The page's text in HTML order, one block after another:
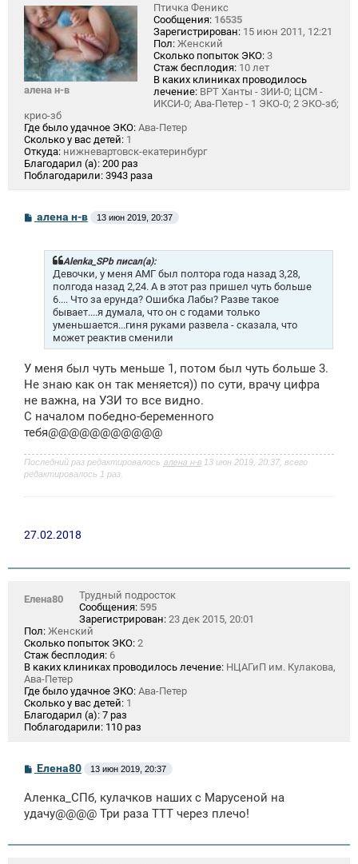
алена н-в
Птичка Феникс
Сообщения: 16535
Зарегистрирован: 15 июн 2011, 12:21
Пол: Женский
Сколько попыток ЭКО: 3
Стаж бесплодия: 10 лет
В каких клиниках проводилось
лечение: ВРТ Ханты - 3ИИ-0; ЦСМ -
ИКСИ-0; Ава-Петер - 1 ЭКО-0; 2 ЭКО-зб;
крио-зб
Где было удачное ЭКО: Ава-Петер
Сколько у вас детей: 1
Откуда: нижневартовск-екатеринбург
Благодарил (а): 200 раз
Поблагодарили: 3943 раза
Салена н-в 13 июн 2019, 20:37
Alenka_SPb писал(а):
Девочки, у меня АМГ был полтора года назад 3,28,
полгода назад 2,24. А в этот раз пришел чуть больше
6.... Что за ерунда? Ошибка Лабы? Разве такое
бывает....я думала, что он с годами только
уменьшается...гиня руками развела - сказала, что
может реактив сменили
У меня был чуть меньше 1, потом был чуть больше 3.
Не знаю как он так меняется)) по сути, врачу цифра
не важна, на УЗИ то все видно.
С началом победно-беременного
тебя@@@@@@@@@@@
Последний раз редактировалось алена н-в13 июн 2019, 20:37, всего
редактировалось 1 раз.
27.02.2018
Елена80
Трудный подросток
Сообщения: 595
Зарегистрирован: 23 дек 2015, 20:01
Пол: Женский
Сколько попыток ЭКО: 2
Стаж бесплодия: 6
В каких клиниках проводилось лечение: НЦАГиП им. Кулакова,
Ава-Петер
Где было удачное ЭКО: Ава-Петер
Сколько у вас детей: 1
Благодарил (а): 7 раз
Поблагодарили: 110 раз
С
о
б
щ
е
и
Елена80 13 июн 2019, 20:37
Аленка_СПб, кулачков наших с Марусеной на
удачу@@@@ Три раза ТТТ через плечо!